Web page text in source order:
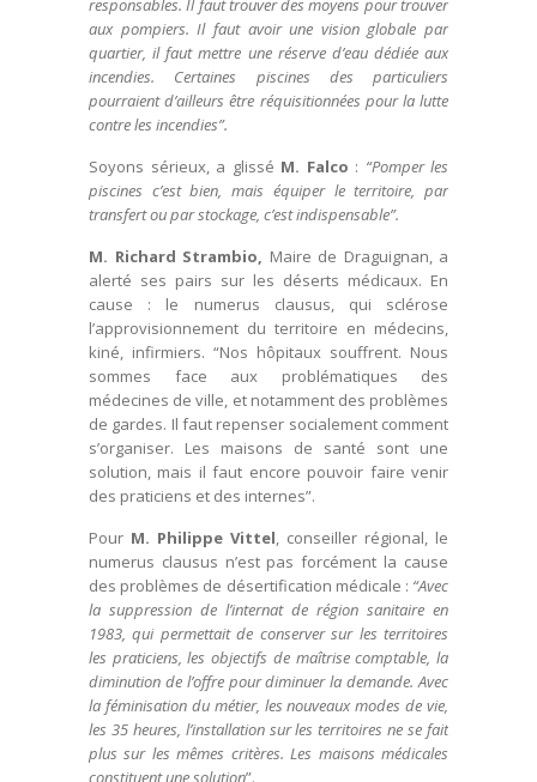
responsables. Il faut trouver des moyens pour trouver
aux pompiers. Il faut avoir une vision globale par
quartier, il faut mettre une réserve d’eau dédiée aux
incendies. Certaines piscines des particuliers
pourraient d’ailleurs être réquisitionnées pour la lutte
contre les incendies”.
Soyons sérieux, a glissé M. Falco : “Pomper les
piscines c’est bien, mais équiper le territoire, par
transfert ou par stockage, c’est indispensable”.
M. Richard Strambio, Maire de Draguignan, a
alerté ses pairs sur les déserts médicaux. En
cause : le numerus clausus, qui sclérose
l’approvisionnement du territoire en médecins,
kiné, infirmiers. “Nos hôpitaux souffrent. Nous
sommes face aux problématiques des
médecines de ville, et notamment des problèmes
de gardes. Il faut repenser socialement comment
s’organiser. Les maisons de santé sont une
solution, mais il faut encore pouvoir faire venir
des praticiens et des internes”.
Pour M. Philippe Vittel, conseiller régional, le
numerus clausus n’est pas forcément la cause
des problèmes de désertification médicale : “Avec
la suppression de l’internat de région sanitaire en
1983, qui permettait de conserver sur les territoires
les praticiens, les objectifs de maîtrise comptable, la
diminution de l’offre pour diminuer la demande. Avec
la féminisation du métier, les nouveaux modes de vie,
les 35 heures, l’installation sur les territoires ne se fait
plus sur les mêmes critères. Les maisons médicales
constituent une solution”.